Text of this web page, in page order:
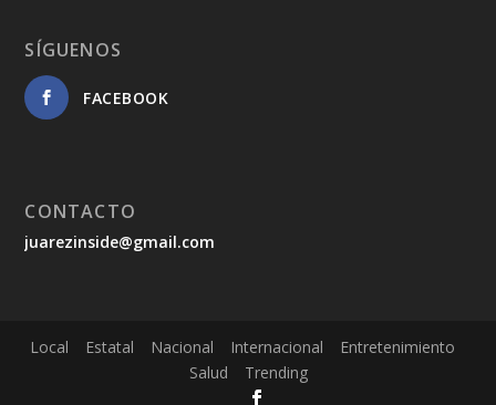
SÍGUENOS
FACEBOOK
CONTACTO
juarezinside@gmail.com
Local Estatal Nacional Internacional
Entretenimiento
Salud
Trending